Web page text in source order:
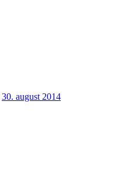
30. august 2014